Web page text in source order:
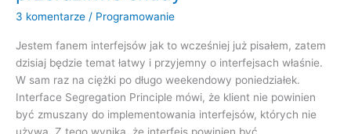
nie
narobić.
3 komentarze / Programowanie
Jestem fanem interfejsów jak to wcześniej już pisałem, zatem
dzisiaj będzie temat łatwy i przyjemny o interfejsach właśnie.
W sam raz na ciężki po długo weekendowy poniedziałek.
Interface Segregation Principle mówi, że klient nie powinien
być zmuszany do implementowania interfejsów, których nie